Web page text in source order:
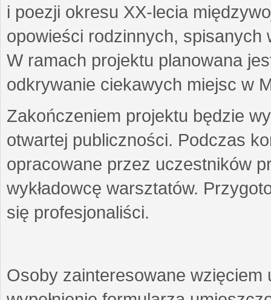
i poezji okresu XX-lecia
opowieści rodzinnych,
W ramach projektu planowana
odkrywanie ciekawych miejsc w
Zakończeniem projektu będzie
otwartej publiczności. Podczas
opracowane przez uczestników
wykładowcę warsztatów.
się profesjonaliści.
Osoby zainteresowane wzięciem